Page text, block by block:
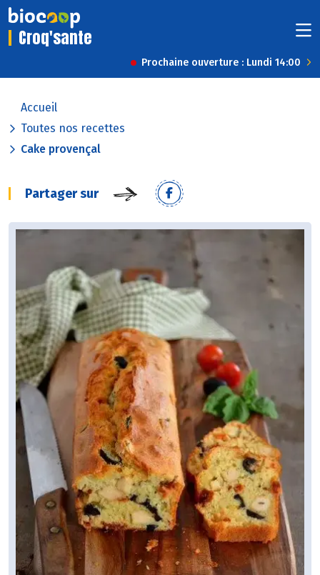
Croq'sante
Prochaine ouverture : Lundi 14:00
Accueil
Toutes nos recettes
Cake provençal
Partager sur